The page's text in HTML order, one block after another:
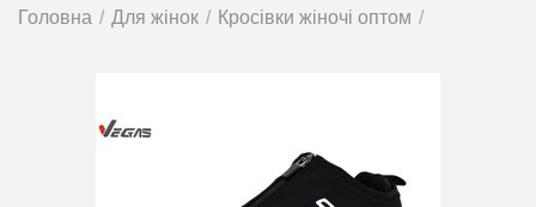
Головна / Для жінок / Кросівки жіночі оптом /